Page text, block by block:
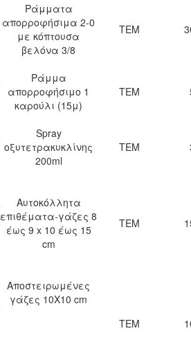
Ράμματα
απορροφήσιμα 2-0
με κόπτουσα
βελόνα 3/8
ΤΕΜ
Ράμμα
απορροφήσιμο 1
καρούλι (15μ)
ΤΕΜ
Spray
οξυτετρακυκλίνης
200ml
ΤΕΜ
Αυτοκόλλητα
επιθέματα-γάζες 8
έως 9 x 10 έως 15
cm
ΤΕΜ
Αποστειρωμένες
γάζες 10Χ10 cm
ΤΕΜ